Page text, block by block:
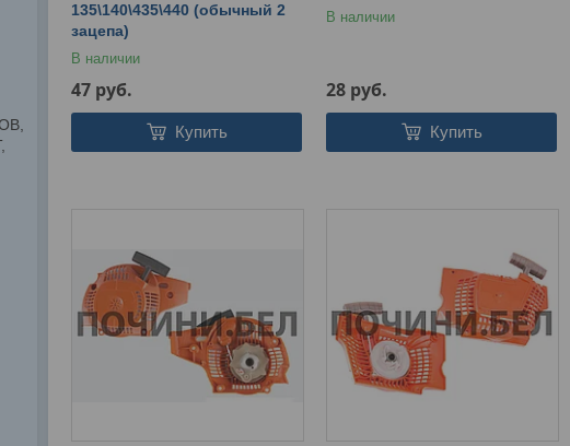
135\140\435\440 (обычный 2
зацепа)
В наличии
47 руб.
Купить
В наличии
28 руб.
Купить